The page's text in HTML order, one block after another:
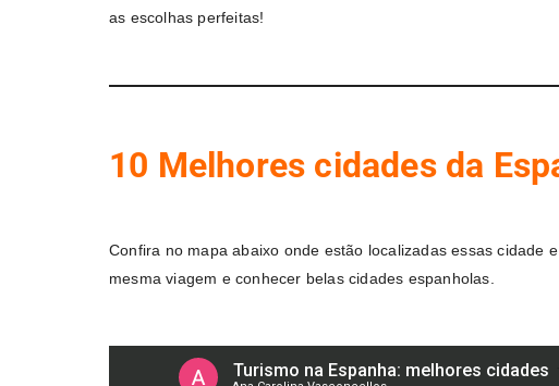
as escolhas perfeitas!
10 Melhores cidades da
Confira no mapa abaixo onde estão localizadas essas cidade
mesma viagem e conhecer belas cidades espanholas.